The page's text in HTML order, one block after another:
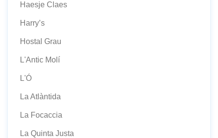
Haesje Claes
Harry’s
Hostal Grau
L'Antic Molí
L'Ó
La Atlàntida
La Focaccia
La Quinta Justa